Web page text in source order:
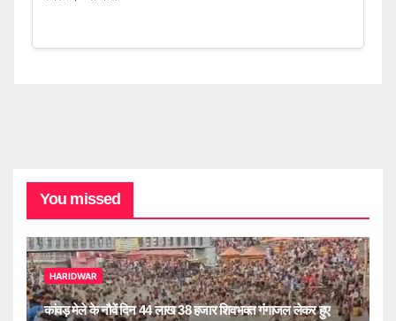
You missed
HARIDWAR
कांवड़ मेले के नौवें दिन 44 लाख 38 हजार शिवभक्त गंगाजल लेकर हुए